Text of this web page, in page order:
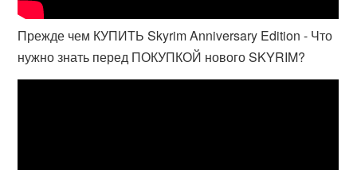
Прежде чем КУПИТЬ Skyrim Anniversary Edition - Что
нужно знать перед ПОКУПКОЙ нового SKYRIM?